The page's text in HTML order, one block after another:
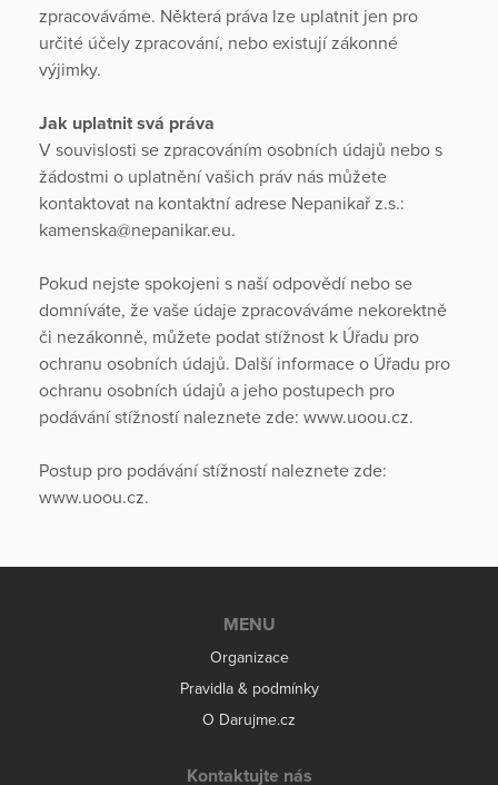
zpracováváme. Některá práva lze uplatnit jen pro
určité účely zpracování, nebo existují zákonné
výjimky.
Jak uplatnit svá práva
V souvislosti se zpracováním osobních údajů nebo s
žádostmi o uplatnění vašich práv nás můžete
kontaktovat na kontaktní adrese Nepanikař z.s.:
kamenska@nepanikar.eu.
Pokud nejste spokojeni s naší odpovědí nebo se
domníváte, že vaše údaje zpracováváme nekorektně
či nezákonně, můžete podat stížnost k Úřadu pro
ochranu osobních údajů. Další informace o Úřadu pro
ochranu osobních údajů a jeho postupech pro
podávání stížností naleznete zde: www.uoou.cz.
Postup pro podávání stížností naleznete zde:
www.uoou.cz.
MENU
Organizace
Pravidla & podmínky
O Darujme.cz
Kontaktujte nás